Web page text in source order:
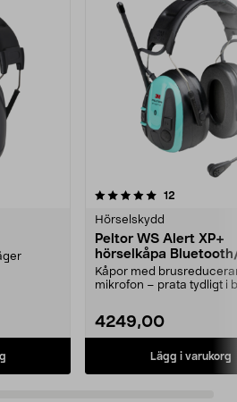
12
Hörselskydd
Peltor WS Alert XP+
hörselkåpa
mikrofon
Kåpor med
mikrofon – prata tydligt i
4249,00
Lägg i varukorg
4.5 av 5 stjärnor